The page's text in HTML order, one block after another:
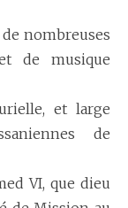
nombreuses
de musique
et large
de
VI, que dieu